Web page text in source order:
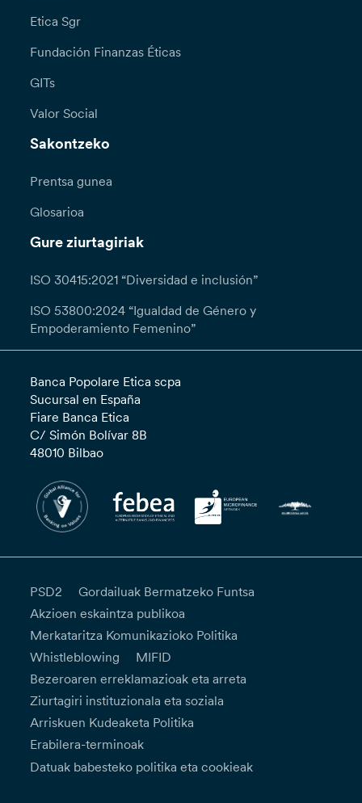
Etica Sgr
Fundación Finanzas Éticas
GITs
Valor Social
Sakontzeko
Prentsa gunea
Glosarioa
Gure ziurtagiriak
ISO 30415:2021 “Diversidad e inclusión”
ISO 53800:2024 “Igualdad de Género y
Empoderamiento Femenino”
Banca Popolare Etica scpa
Sucursal en España
Fiare Banca Etica
C/ Simón Bolívar 8B
48010 Bilbao
PSD2
Gordailuak Bermatzeko Funtsa
Akzioen eskaintza publikoa
Merkataritza Komunikazioko Politika
Whistleblowing
MIFID
Bezeroaren erreklamazioak eta arreta
Ziurtagiri instituzionala eta soziala
Arriskuen Kudeaketa Politika
Erabilera-terminoak
Datuak babesteko politika eta cookieak